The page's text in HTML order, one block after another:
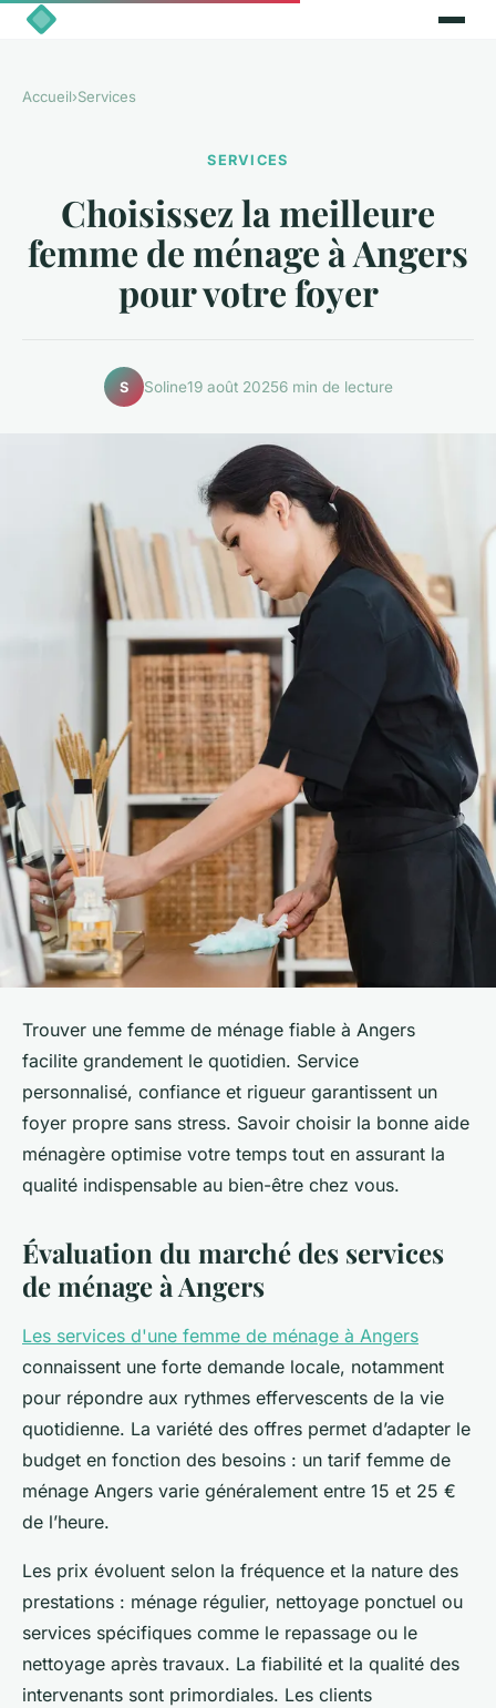
Accueil›Services
SERVICES
Choisissez la meilleure
femme de ménage à Angers
pour votre foyer
S Soline19 août 20256 min de lecture
Trouver une femme de ménage fiable à Angers
facilite grandement le quotidien. Service
personnalisé, confiance et rigueur garantissent un
foyer propre sans stress. Savoir choisir la bonne aide
ménagère optimise votre temps tout en assurant la
qualité indispensable au bien-être chez vous.
Évaluation du marché des services
de ménage à Angers
Les services d'une femme de ménage à Angers
connaissent une forte demande locale, notamment
pour répondre aux rythmes effervescents de la vie
quotidienne. La variété des offres permet d’adapter le
budget en fonction des besoins : un tarif femme de
ménage Angers varie généralement entre 15 et 25 €
de l’heure.
Les prix évoluent selon la fréquence et la nature des
prestations : ménage régulier, nettoyage ponctuel ou
services spécifiques comme le repassage ou le
nettoyage après travaux. La fiabilité et la qualité des
intervenants sont primordiales. Les clients